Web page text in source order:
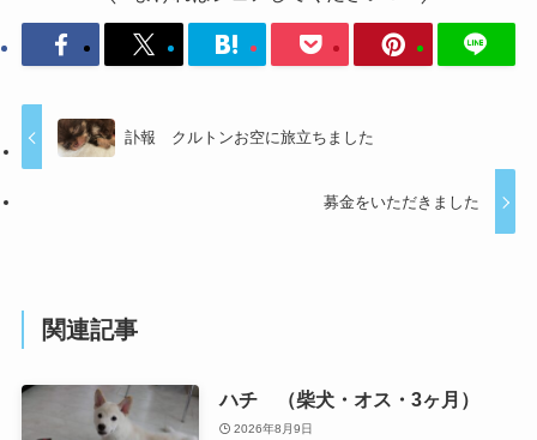
訃報 クルトンお空に旅立ちました
募金をいただきました
関連記事
ハチ （柴犬・オス・3ヶ月）
2026年8月9日